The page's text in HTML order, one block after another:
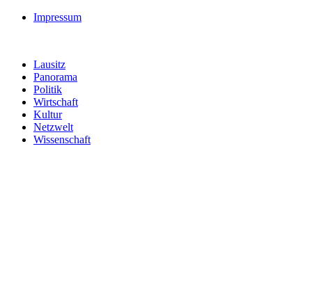
Impressum
Lausitz
Panorama
Politik
Wirtschaft
Kultur
Netzwelt
Wissenschaft